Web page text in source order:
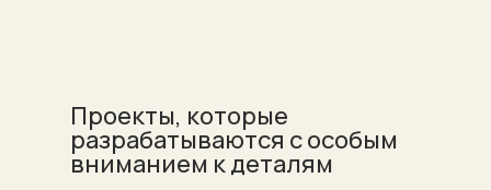
Проекты, которые
разрабатываются с особым
вниманием к деталям